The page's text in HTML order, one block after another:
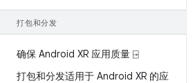
打包和分发
确保 Android XR 应用质量 ⍈
打包和分发适用于 Android XR 的应